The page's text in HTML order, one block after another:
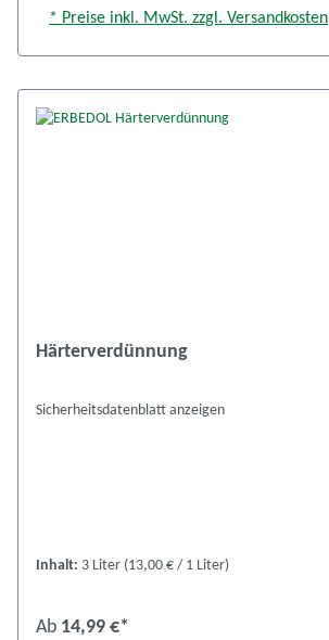
* Preise inkl. MwSt. zzgl. Versandkosten
Härterverdünnung
Sicherheitsdatenblatt anzeigen
Inhalt: 3 Liter (13,00 € / 1 Liter)
Ab 14,99 €*